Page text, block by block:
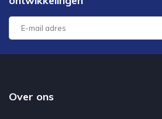
Over ons